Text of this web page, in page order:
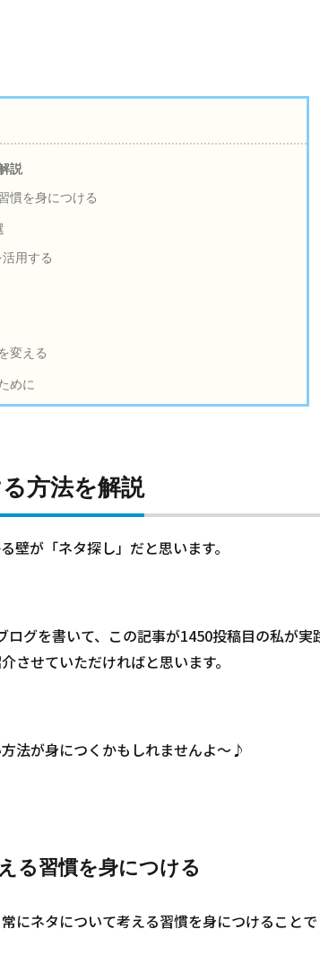
説
慣を身につける
用する
変える
めに
方法を解説
壁が「ネタ探し」だと思います。
グを書いて、この記事が1450投稿目の私が実
させていただければと思います。
法が身につくかもしれませんよ～♪
る習慣を身につける
にネタについて考える習慣を身につけることで